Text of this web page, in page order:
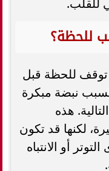
للحظة؟
توقف للحظة قبل
نبضة مبكرة
هذه
لكنها قد تكون
أو الانتباه